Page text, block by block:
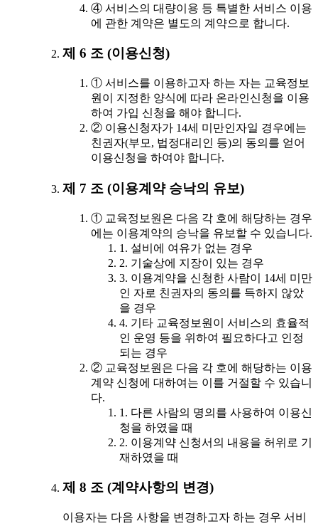
④ 서비스의 대량이용 등 특별한 서비스 이용
에 관한 계약은 별도의 계약으로 합니다.
제 6 조 (이용신청)
① 서비스를 이용하고자 하는 자는 교육정보
원이 지정한 양식에 따라 온라인신청을 이용
하여 가입 신청을 해야 합니다.
② 이용신청자가 14세 미만인자일 경우에는
친권자(부모, 법정대리인 등)의 동의를 얻어
이용신청을 하여야 합니다.
제 7 조 (이용계약 승낙의 유보)
① 교육정보원은 다음 각 호에 해당하는 경우
에는 이용계약의 승낙을 유보할 수 있습니다.
1. 설비에 여유가 없는 경우
2. 기술상에 지장이 있는 경우
3. 이용계약을 신청한 사람이 14세 미만
인 자로 친권자의 동의를 득하지 않았
을 경우
4. 기타 교육정보원이 서비스의 효율적
인 운영 등을 위하여 필요하다고 인정
되는 경우
② 교육정보원은 다음 각 호에 해당하는 이용
계약 신청에 대하여는 이를 거절할 수 있습니
다.
1. 다른 사람의 명의를 사용하여 이용신
청을 하였을 때
2. 이용계약 신청서의 내용을 허위로 기
재하였을 때
제 8 조 (계약사항의 변경)
이용자는 다음 사항을 변경하고자 하는 경우 서비